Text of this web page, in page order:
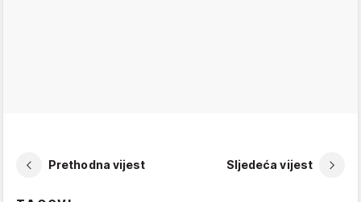
Prethodna vijest Sljedeća vijest